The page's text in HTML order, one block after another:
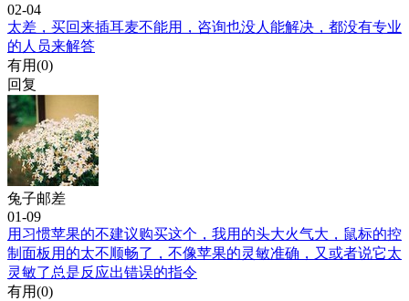
02-04
太差，买回来插耳麦不能用，咨询也没人能解决，都没有专业
的人员来解答
有用(0)
回复
兔子邮差
01-09
用习惯苹果的不建议购买这个，我用的头大火气大，鼠标的控
制面板用的太不顺畅了，不像苹果的灵敏准确，又或者说它太
灵敏了总是反应出错误的指令
有用(0)